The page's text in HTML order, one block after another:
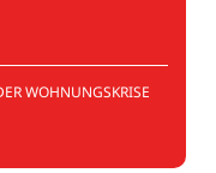
WOHNUNGSKRISE